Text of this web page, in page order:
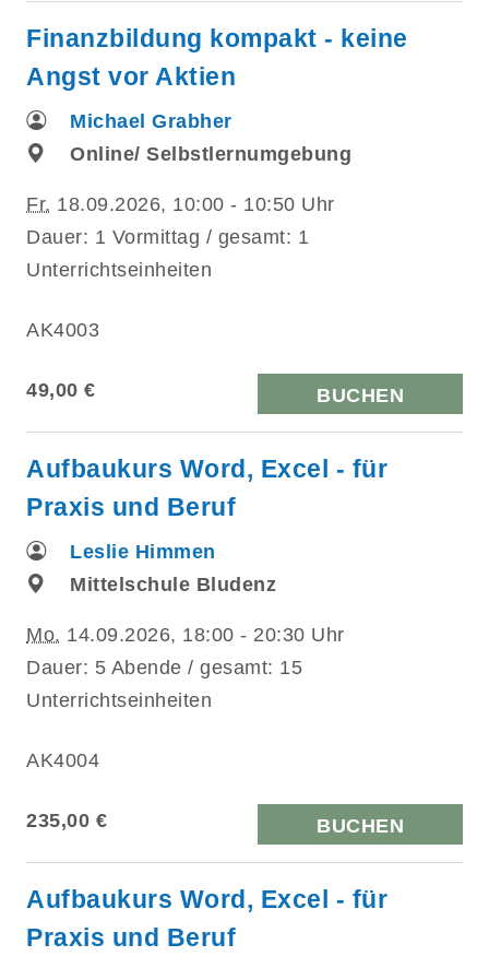
Finanzbildung kompakt - keine
Angst vor Aktien
Michael Grabher
Online/ Selbstlernumgebung
Fr. 18.09.2026, 10:00 - 10:50 Uhr
Dauer: 1 Vormittag / gesamt: 1
Unterrichtseinheiten
AK4003
49,00 € BUCHEN
Aufbaukurs Word, Excel - für
Praxis und Beruf
Leslie Himmen
Mittelschule Bludenz
Mo. 14.09.2026, 18:00 - 20:30 Uhr
Dauer: 5 Abende / gesamt: 15
Unterrichtseinheiten
AK4004
235,00 € BUCHEN
Aufbaukurs Word, Excel - für
Praxis und Beruf